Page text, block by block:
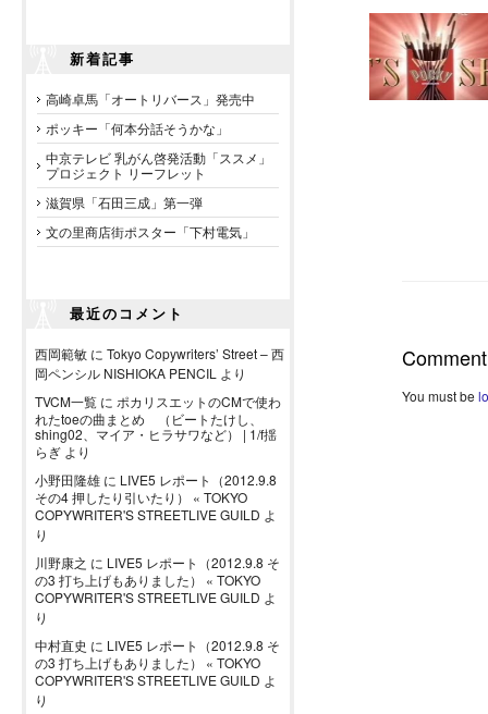
新着記事
高崎卓馬「オートリバース」発売中
ポッキー「何本分話そうかな」
中京テレビ 乳がん啓発活動「ススメ」
プロジェクト リーフレット
滋賀県「石田三成」第一弾
文の里商店街ポスター「下村電気」
最近のコメント
西岡範敏 に Tokyo Copywriters’ Street – 西
岡ペンシル NISHIOKA PENCIL より
TVCM一覧 に ポカリスエットのCMで使わ
れたtoeの曲まとめ （ビートたけし、
shing02、マイア・ヒラサワなど） | 1/f揺
らぎ より
小野田隆雄 に LIVE5 レポート（2012.9.8
その4 押したり引いたり） « TOKYO
COPYWRITER'S STREETLIVE GUILD よ
り
川野康之 に LIVE5 レポート（2012.9.8 そ
の3 打ち上げもありました） « TOKYO
COPYWRITER'S STREETLIVE GUILD よ
り
中村直史 に LIVE5 レポート（2012.9.8 そ
の3 打ち上げもありました） « TOKYO
COPYWRITER'S STREETLIVE GUILD よ
り
Comment
You must be